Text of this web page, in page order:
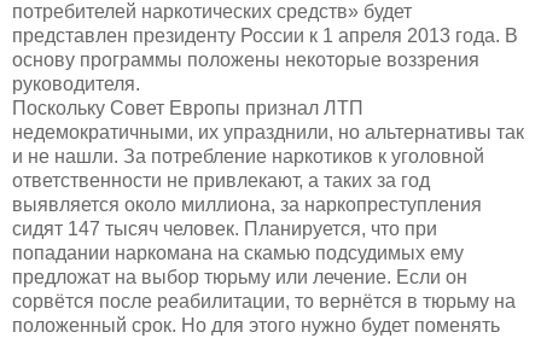
потребителей наркотических средств» будет
представлен президенту России к 1 апреля 2013 года. В
основу программы положены некоторые воззрения
руководителя.
Поскольку Совет Европы признал ЛТП
недемократичными, их упразднили, но альтернативы так
и не нашли. За потребление наркотиков к уголовной
ответственности не привлекают, а таких за год
выявляется около миллиона, за наркопреступления
сидят 147 тысяч человек. Планируется, что при
попадании наркомана на скамью подсудимых ему
предложат на выбор тюрьму или лечение. Если он
сорвётся после реабилитации, то вернётся в тюрьму на
положенный срок. Но для этого нужно будет поменять